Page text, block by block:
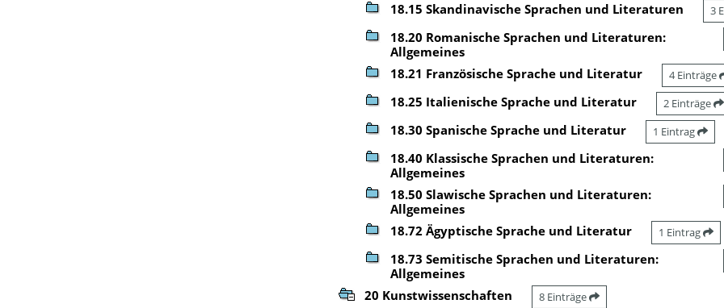
18.15 Skandinavische Sprachen und Literaturen 3
18.20 Romanische Sprachen und Literaturen:
Allgemeines
18.21 Französische Sprache und Literatur 4 Einträge
18.25 Italienische Sprache und Literatur 2 Einträge
18.30 Spanische Sprache und Literatur 1 Eintrag
18.40 Klassische Sprachen und Literaturen:
Allgemeines
18.50 Slawische Sprachen und Literaturen:
Allgemeines
18.72 Ägyptische Sprache und Literatur 1 Eintrag
18.73 Semitische Sprachen und Literaturen:
Allgemeines
20 Kunstwissenschaften 8 Einträge